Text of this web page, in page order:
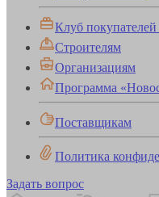
Клуб
Строителям
Организациям
Программа
Поставщикам
Политика
Задать вопрос